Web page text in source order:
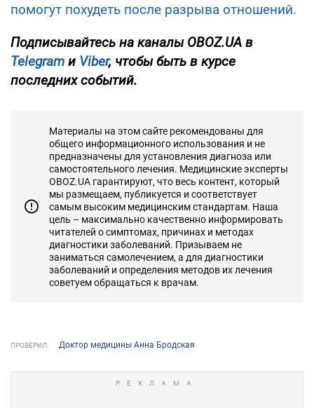
помогут похудеть после разрыва отношений.
Подписывайтесь на каналы OBOZ.UA в
Telegram и Viber, чтобы быть в курсе
последних событий.
Материалы на этом сайте рекомендованы для
общего информационного использования и не
предназначены для установления диагноза или
самостоятельного лечения. Медицинские эксперты
OBOZ.UA гарантируют, что весь контент, который
мы размещаем, публикуется и соответствует
самым высоким медицинским стандартам. Наша
цель – максимально качественно информировать
читателей о симптомах, причинах и методах
диагностики заболеваний. Призываем не
заниматься самолечением, а для диагностики
заболеваний и определения методов их лечения
советуем обращаться к врачам.
ПРОВЕРИЛ: Доктор медицины Анна Бродская